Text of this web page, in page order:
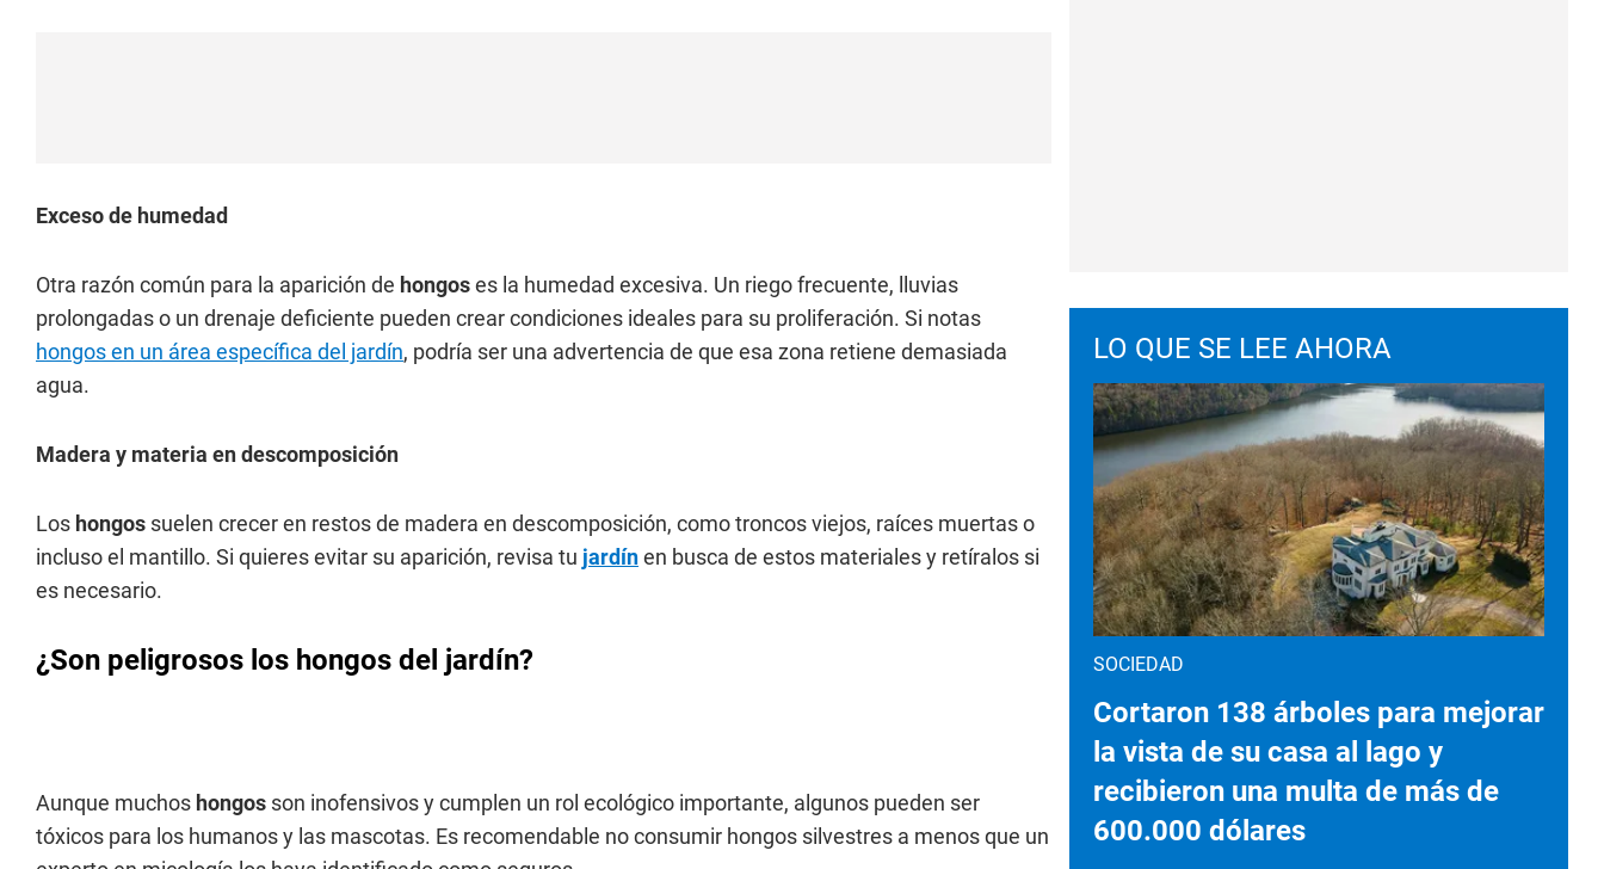
Exceso de humedad
Otra razón común para la aparición de hongoses la humedad excesiva. Un riego frecuente, lluvias
prolongadas o un drenaje deficiente pueden crear condiciones ideales para su proliferación. Si notas
hongos en un área específica del jardín, podría ser una advertencia de que esa zona retiene demasiada
agua.
Madera y materia en descomposición
Los hongos suelen crecer en restos de madera en descomposición, como troncos viejos, raíces muertas o
incluso el mantillo. Si quieres evitar su aparición, revisa tu jardínen busca de estos materiales y retíralos si
es necesario.
¿Son peligrosos los hongos del jardín?
Aunque muchos hongos son inofensivos y cumplen un rol ecológico importante, algunos pueden ser
tóxicos para los humanos y las mascotas. Es recomendable no consumir hongos silvestres a menos que un
LO QUE SE LEE AHORA
SOCIEDAD
Cortaron 138 árboles para mejorar
la vista de su casa al lago y
recibieron una multa de más de
600.000 dólares